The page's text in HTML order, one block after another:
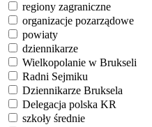
regiony zagraniczne
organizacje pozarządowe
powiaty
dziennikarze
Wielkopolanie w Brukseli
Radni Sejmiku
Dziennikarze Bruksela
Delegacja polska KR
szkoły średnie